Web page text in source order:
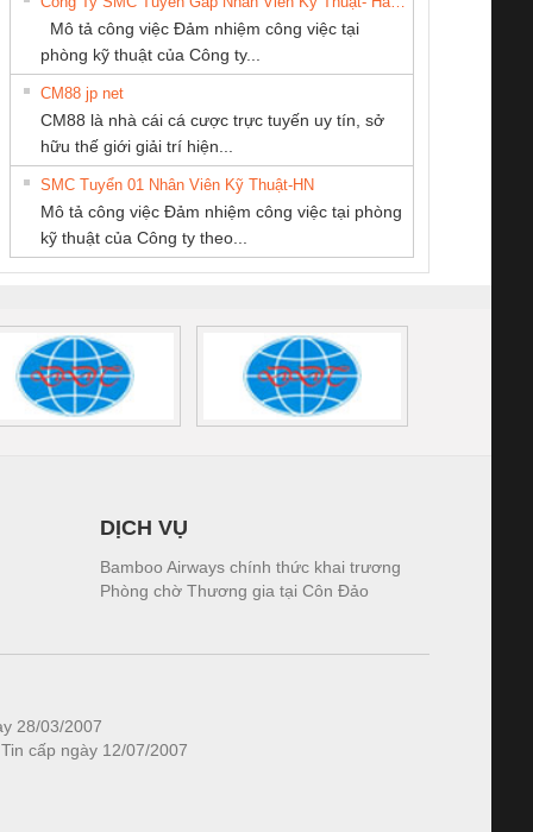
SCP-
FSP/2X1/1X2
sát chuỗi
tấm pin
16I+
(2502520000)
1K5 L (2433950000)
(2008130000)
Bộ chỉnh lưu nguồn
điện TRANSCLINIC
BKE 1K5.4
(7791400879)2. Giá
Nẹp nhôm chống
trơn Đà Nẵng
ty TNHH
Mại SX Ba
THƯƠNG MẠI
DỊCH VỤ KỸ
THUẬT ĐIỆN CƠ
GIA HƯNG PHÁT
PHẦN TỰ ĐỘNG
Mô tả công việc Đảm nhiệm công việc tại
phòng kỹ thuật của Công ty...
CM88 jp net
CM88 là nhà cái cá cược trực tuyến uy tín, sở
hữu thế giới giải trí hiện...
SMC Tuyển 01 Nhân Viên Kỹ Thuật-HN
Mô tả công việc Đảm nhiệm công việc tại phòng
kỹ thuật của Công ty theo...
DỊCH VỤ
Bamboo Airways chính thức khai trương
Phòng chờ Thương gia tại Côn Đảo
28/03/2007
cấp ngày 12/07/2007